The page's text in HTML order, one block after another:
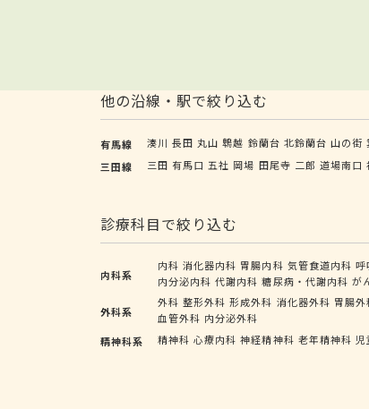
他の沿線・駅で絞り込む
有馬線 湊川 長田 丸山 鵯越 鈴蘭台 北鈴蘭台 山の街
三田線
三田 有馬口 五社 岡場 田尾寺 二郎 道場南口
診療科目で絞り込む
内科系
内科 消化器内科 胃腸内科 気管食道内科 呼
内分泌内科 代謝内科 糖尿病・代謝内科 が
外科系
外科 整形外科 形成外科 消化器外科 胃腸外
血管外科 内分泌外科
精神科系
精神科 心療内科 神経精神科 老年精神科